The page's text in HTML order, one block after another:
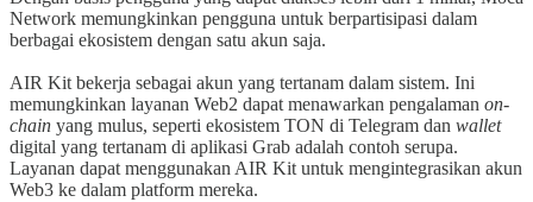
Network memungkinkan pengguna untuk berpartisipasi dalam
berbagai ekosistem dengan satu akun saja.
AIR Kit bekerja sebagai akun yang tertanam dalam sistem. Ini
memungkinkan layanan Web2 dapat menawarkan pengalaman on-
chain yang mulus, seperti ekosistem TON di Telegram dan wallet
digital yang tertanam di aplikasi Grab adalah contoh serupa.
Layanan dapat menggunakan AIR Kit untuk mengintegrasikan akun
Web3 ke dalam platform mereka.